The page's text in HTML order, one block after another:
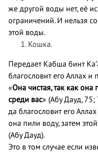
же другой воды нет, её
ограничений. И нельзя
этой воды.
Кошка.
Передает Кабша бинт
благословит его Аллах и
«Она чистая, так как она
среди вас» (Абу Дауд, 75;
да благословит его Аллах
она пили воду, затем
(Абу Дауд).
Это в том случае если